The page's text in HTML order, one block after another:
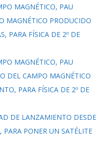
MAGNÉTICO, PAU
MAGNÉTICO PRODUCIDO
PARA FÍSICA DE 2º DE
MAGNÉTICO, PAU
DEL CAMPO MAGNÉTICO
PARA FÍSICA DE 2º DE
DE LANZAMIENTO DESDE
PARA PONER UN SATÉLITE